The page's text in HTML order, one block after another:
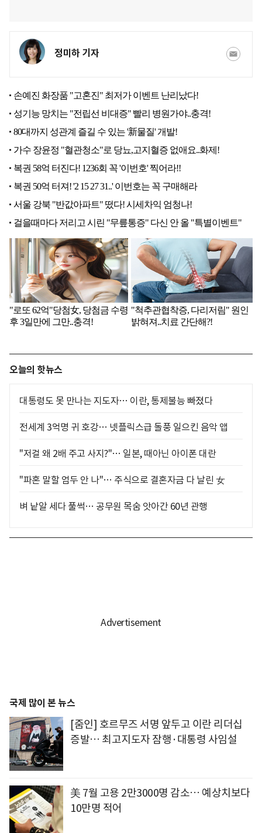
정미하 기자
오늘의 핫뉴스
대통령도 못 만나는 지도자… 이란, 통제불능 빠졌다
전세계 3억명 귀 호강… 넷플릭스급 돌풍 일으킨 음악 앱
"저걸 왜 2배 주고 사지?"… 일본, 때아닌 아이폰 대란
"파혼 말할 엄두 안 나"… 주식으로 결혼자금 다 날린 女
벼 낱알 세다 풀썩… 공무원 목숨 앗아간 60년 관행
국제 많이 본 뉴스
[줌인] 호르무즈 서명 앞두고 이란 리더십
증발… 최고지도자 잠행·대통령 사임설
美 7월 고용 2만3000명 감소… 예상치보다
10만명 적어